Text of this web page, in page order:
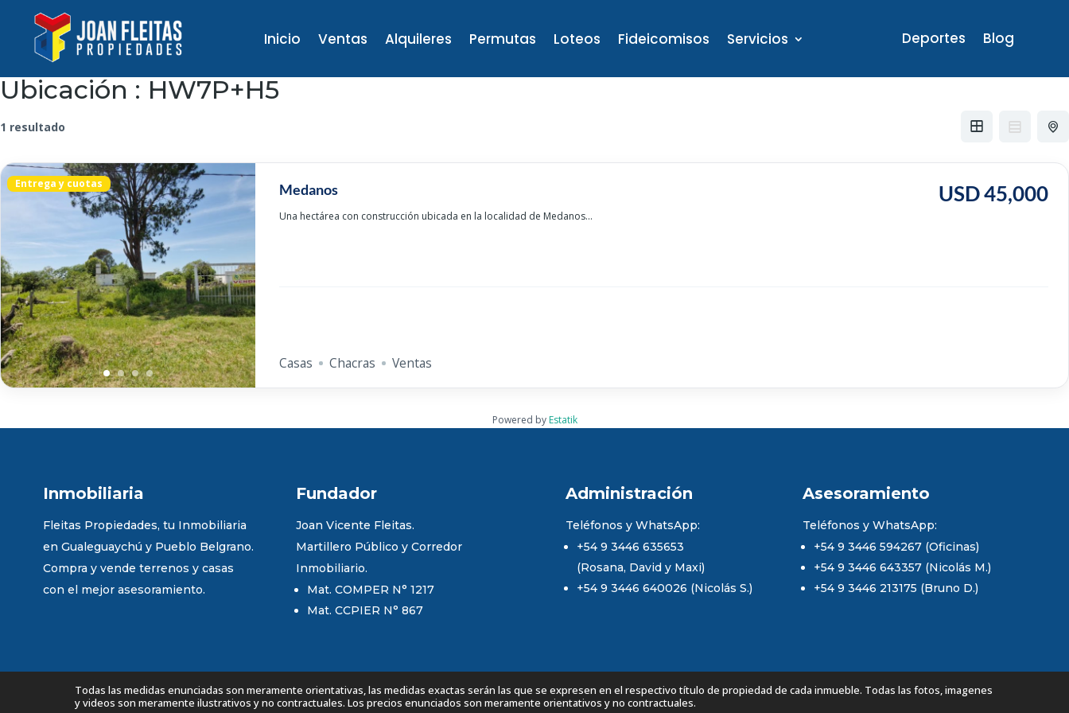
Inicio Ventas Alquileres Permutas Loteos Fideicomisos Servicios Deportes Blog
Ubicación : HW7P+H5
1 resultado
Entrega y cuotas Medanos
Una hectárea con construcción ubicada en la localidad de Medanos...
USD 45,000
Casas Chacras Ventas
Powered by Estatik
Inmobiliaria
Fleitas Propiedades, tu Inmobiliaria
en Gualeguaychú y Pueblo Belgrano.
Compra y vende terrenos y casas
con el mejor asesoramiento.
Fundador
Joan Vicente Fleitas.
Martillero Público y Corredor
Inmobiliario.
Mat. COMPER N° 1217
Mat. CCPIER N° 867
Administración
Teléfonos y WhatsApp:
+54 9 3446 635653
(Rosana, David y Maxi)
+54 9 3446 640026 (Nicolás S.)
Asesoramiento
Teléfonos y WhatsApp:
+54 9 3446 594267 (Oficinas)
+54 9 3446 643357 (Nicolás M.)
+54 9 3446 213175 (Bruno D.)
Todas las medidas enunciadas son meramente orientativas, las medidas exactas serán las que se expresen en el respectivo título de propiedad de cada inmueble. Todas las fotos, imagenes
y videos son meramente ilustrativos y no contractuales. Los precios enunciados son meramente orientativos y no contractuales.